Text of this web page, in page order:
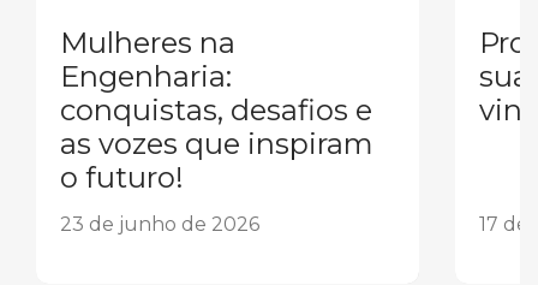
Mulheres na
Engenharia:
conquistas, desafios e
as vozes que inspiram
o futuro!
23 de junho de 2026
sua
17 de